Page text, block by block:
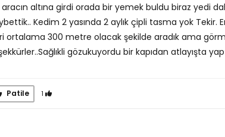
altına girdi orada bir yemek buldu biraz yedi
Kedim 2 yasında 2 aylık çipli tasma yok
ortalama 300 metre olacak şekilde aradık ama
gözukuyordu bir kapıdan atlayışta
Patile 1